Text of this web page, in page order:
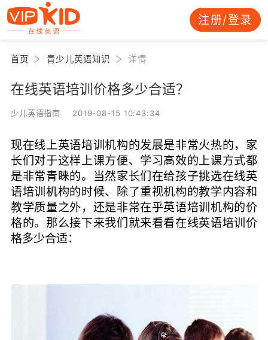
注册/登录
首页 青少儿英语知识 详情
在线英语培训价格多少合适？
少儿英语指南 2019-08-15 10:43:34
现在线上英语培训机构的发展是非常火热的，家
长们对于这样上课方便、学习高效的上课方式都
是非常青睐的。当然家长们在给孩子挑选在线英
语培训机构的时候、除了重视机构的教学内容和
教学质量之外，还是非常在乎英语培训机构的价
格的。那么接下来我们就来看看在线英语培训价
格多少合适：